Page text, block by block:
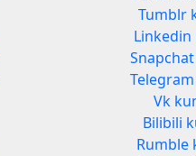
Tumblr
Linkedin
Vk
Bilibili
Rumble